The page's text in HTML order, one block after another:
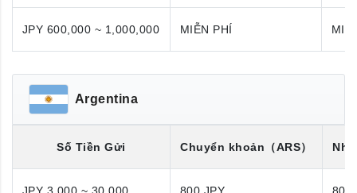
JPY 600,000 ~ 1,000,000 MIỄN PHÍ
Argentina
Số Tiền Gửi Chuyển khoản （ARS）